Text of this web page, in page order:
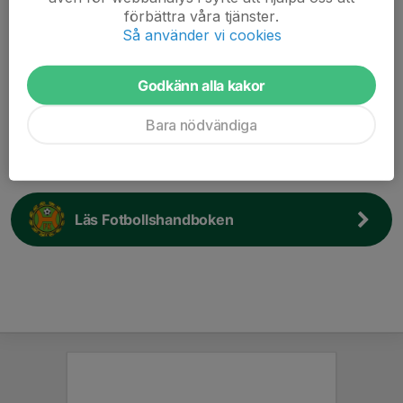
HFK vill se till att så många som möjligt så länge som
möjligt bidrar till föreningens verksamhet.
fritidssysselsättning samt utveckla idrottsliga förmågor. 
HFK vill engagera så många som möjligt och skapa intresse
för vår verksamhet.
HFK vill sträva efter att hålla en hög kvalitet som ger såväl
Läs Fotbollshandboken
förbättra våra tjänster.
Så använder vi cookies
Godkänn alla kakor
Bara nödvändiga